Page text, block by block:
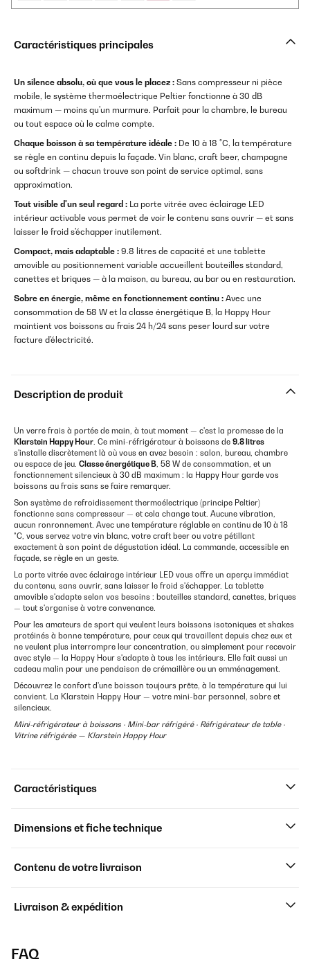
Caractéristiques principales
Un silence absolu, où que vous le placez : Sans compresseur ni pièce
mobile, le système thermoélectrique Peltier fonctionne à 30 dB
maximum — moins qu'un murmure. Parfait pour la chambre, le bureau
ou tout espace où le calme compte.
Chaque boisson à sa température idéale : De 10 à 18 °C, la température
se règle en continu depuis la façade. Vin blanc, craft beer, champagne
ou softdrink — chacun trouve son point de service optimal, sans
approximation.
Tout visible d'un seul regard : La porte vitrée avec éclairage LED
intérieur activable vous permet de voir le contenu sans ouvrir — et sans
laisser le froid s'échapper inutilement.
Compact, mais adaptable : 9.8 litres de capacité et une tablette
amovible au positionnement variable accueillent bouteilles standard,
canettes et briques — à la maison, au bureau, au bar ou en restauration.
Sobre en énergie, même en fonctionnement continu : Avec une
consommation de 58 W et la classe énergétique B, la Happy Hour
maintient vos boissons au frais 24 h/24 sans peser lourd sur votre
facture d'électricité.
Description de produit
Un verre frais à portée de main, à tout moment — c'est la promesse de la
Klarstein Happy Hour. Ce mini-réfrigérateur à boissons de 9.8 litres
s'installe discrètement là où vous en avez besoin : salon, bureau, chambre
ou espace de jeu. Classe énergétique B, 58 W de consommation, et un
fonctionnement silencieux à 30 dB maximum : la Happy Hour garde vos
boissons au frais sans se faire remarquer.
Son système de refroidissement thermoélectrique (principe Peltier)
fonctionne sans compresseur — et cela change tout. Aucune vibration,
aucun ronronnement. Avec une température réglable en continu de 10 à 18
°C, vous servez votre vin blanc, votre craft beer ou votre pétillant
exactement à son point de dégustation idéal. La commande, accessible en
façade, se règle en un geste.
La porte vitrée avec éclairage intérieur LED vous offre un aperçu immédiat
du contenu, sans ouvrir, sans laisser le froid s'échapper. La tablette
amovible s'adapte selon vos besoins : bouteilles standard, canettes, briques
— tout s'organise à votre convenance.
Pour les amateurs de sport qui veulent leurs boissons isotoniques et shakes
protéinés à bonne température, pour ceux qui travaillent depuis chez eux et
ne veulent plus interrompre leur concentration, ou simplement pour recevoir
avec style — la Happy Hour s'adapte à tous les intérieurs. Elle fait aussi un
cadeau malin pour une pendaison de crémaillère ou un emménagement.
Découvrez le confort d'une boisson toujours prête, à la température qui lui
convient. La Klarstein Happy Hour — votre mini-bar personnel, sobre et
silencieux.
Mini-réfrigérateur à boissons · Mini-bar réfrigéré · Réfrigérateur de table ·
Vitrine réfrigérée — Klarstein Happy Hour
Caractéristiques
Dimensions et fiche technique
Contenu de votre livraison
Livraison & expédition
FAQ